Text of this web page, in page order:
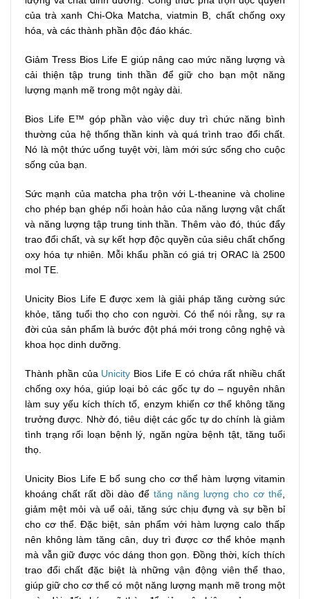
của trà xanh Chi-Oka Matcha, viatmin B, chất chống oxy
hóa, và các thành phần độc đáo khác.
Giảm Tress Bios Life E giúp nâng cao mức năng lượng và
cải thiện tập trung tinh thần để giữ cho bạn một năng
lượng mạnh mẽ trong một ngày dài.
Bios Life E™ góp phần vào việc duy trì chức năng bình
thường của hệ thống thần kinh và quá trình trao đổi chất.
Nó là một thức uống tuyệt vời, làm mới sức sống cho cuộc
sống của bạn.
Sức mạnh của matcha pha trộn với L-theanine và choline
cho phép bạn ghép nối hoàn hảo của năng lượng vật chất
và năng lượng tập trung tinh thần. Thêm vào đó, thúc đẩy
trao đổi chất, và sự kết hợp độc quyền của siêu chất chống
oxy hóa tự nhiên. Mỗi khẩu phần có giá trị ORAC là 2500
mol TE.
Unicity Bios Life E được xem là giải pháp tăng cường sức
khỏe, tăng tuổi thọ cho con người. Có thể nói rằng, sự ra
đời của sản phẩm là bước đột phá mới trong công nghệ và
khoa học dinh dưỡng.
Thành phần của Unicity Bios Life E có chứa rất nhiều chất
chống oxy hóa, giúp loại bỏ các gốc tự do – nguyên nhân
làm suy yếu kích thích tố, enzym khiến cơ thể không tăng
trưởng được. Nhờ đó, tiêu diệt các gốc tự do chính là giảm
tình trạng rối loạn bệnh lý, ngăn ngừa bệnh tật, tăng tuổi
thọ.
Unicity Bios Life E bổ sung cho cơ thể hàm lượng vitamin
khoáng chất rất dồi dào để tăng năng lượng cho cơ thể
giảm mệt mỏi và uể oải, tăng sức chịu đựng và sự bền bỉ
cho cơ thể. Đặc biệt, sản phẩm với hàm lượng calo thấp
nên không làm tăng cân, duy trì được cơ thể khỏe mạnh
mà vẫn giữ được vóc dáng thon gọn. Đồng thời, kích thích
trao đổi chất đặc biệt là những vận động viên thể thao,
giúp giữ cho cơ thể có một năng lượng mạnh mẽ trong một